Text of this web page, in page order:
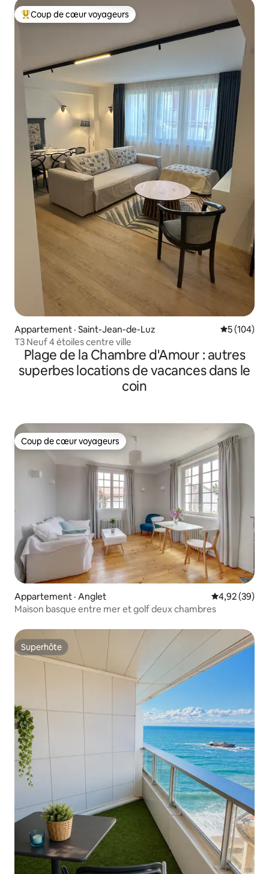
Coup de cœur voyageurs parmi les plus aimés
Coup de cœur voyageurs
Appartement · Saint-Jean-de-Luz Note
5 (104)
T3 Neuf 4 étoiles centre ville
Plage de la Chambre d'Amour : autres
superbes locations de vacances dans le
coin
Coup de cœur voyageurs
Coup de cœur voyageurs
Appartement · Anglet Note
4,92 (39)
Maison basque entre mer et golf deux chambres
Superhôte
Superhôte